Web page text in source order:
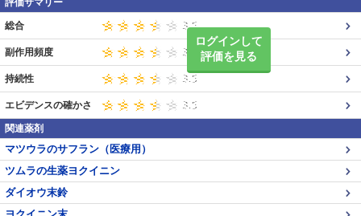
評価サマリー
ログインして
評価を見る
総合
副作用頻度
持続性
エビデンスの確かさ
関連薬剤
マツウラのサフラン（医療用）
ツムラの生薬ヨクイニン
ダイオウ末鈴